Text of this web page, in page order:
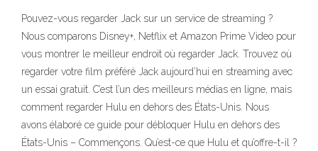
Pouvez-vous regarder Jack sur un service de streaming ?
Nous comparons Disney+, Netflix et Amazon Prime Video pour
vous montrer le meilleur endroit où regarder Jack. Trouvez où
regarder votre film préféré Jack aujourd’hui en streaming avec
un essai gratuit. C’est l’un des meilleurs médias en ligne, mais
comment regarder Hulu en dehors des États-Unis. Nous
avons élaboré ce guide pour débloquer Hulu en dehors des
États-Unis – Commençons. Qu’est-ce que Hulu et qu’offre-t-il ?